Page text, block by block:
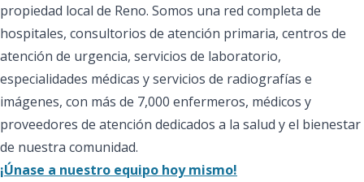
propiedad local de Reno. Somos una red completa de
hospitales, consultorios de atención primaria, centros de
atención de urgencia, servicios de laboratorio,
especialidades médicas y servicios de radiografías e
imágenes, con más de 7,000 enfermeros, médicos y
proveedores de atención dedicados a la salud y el bienestar
de nuestra comunidad.
¡Únase a nuestro equipo hoy mismo!